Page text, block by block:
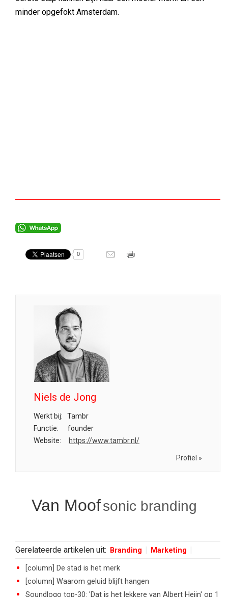
minder opgefokt Amsterdam.
0
Niels de Jong
Werkt bij:
Tambr
Functie:
founder
Website:
https://www.tambr.nl/
Profiel »
Van Moofsonic branding
Gerelateerde artikelen uit: Branding Marketing
[column] De stad is het merk
[column] Waarom geluid blijft hangen
Soundlogo top-30: 'Dat is het lekkere van Albert Heijn' op 1